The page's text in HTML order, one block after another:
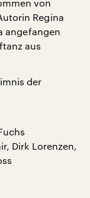
von
Regina
angefangen
aus
der
Dirk Lorenzen,